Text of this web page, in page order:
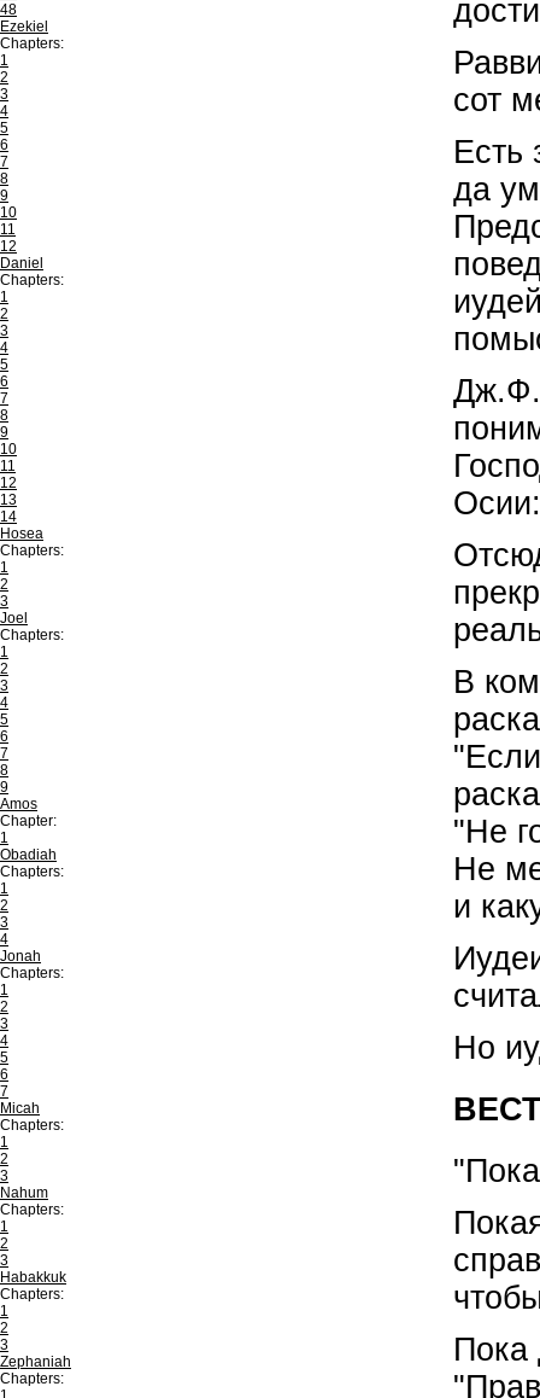
48
Ezekiel
Chapters:
1
2
3
4
5
6
7
8
9
10
11
12
Daniel
Chapters:
1
2
3
4
5
6
7
8
9
10
11
12
13
14
Hosea
Chapters:
1
2
3
Joel
Chapters:
1
2
3
4
5
6
7
8
9
Amos
Chapter:
1
Obadiah
Chapters:
1
2
3
4
Jonah
Chapters:
1
2
3
4
5
6
7
Micah
Chapters:
1
2
3
Nahum
Chapters:
1
2
3
Habakkuk
Chapters:
1
2
3
Zephaniah
Chapters:
сот
Есть
да
Дж.Ф.
В
"Не
Не
и
Но
Пока